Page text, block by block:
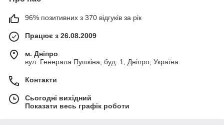
96% позитивних з 370 відгуків за рік
Працює з 26.08.2009
м. Дніпро
вул. Генерала Пушкіна, буд. 1, Дніпро, Україна
Контакти
Сьогодні вихідний
Показати весь графік роботи